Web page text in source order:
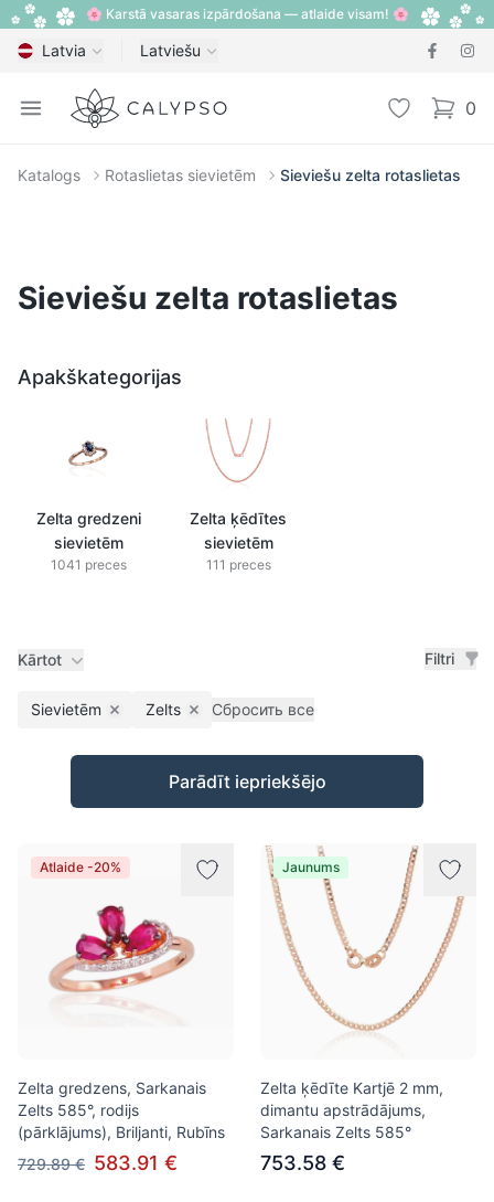
🌸 Karstā vasaras izpārdošana — atlaide visam! 🌸
Latvia Latviešu
Open menu
Calypso Vēlmju 0
items
Katalogs Rotaslietas sievietēm Sieviešu zelta rotaslietas
Sieviešu zelta rotaslietas
Apakškategorijas
Zelta gredzeni
sievietēm
1041 preces
Zelta ķēdītes
sievietēm
111 preces
Kārtot Filtri
Sievietēm Remove filter
Zelts Remove filter
Сбросить все
Preces
Parādīt iepriekšējo
Atlaide -20%
Zelta gredzens, Sarkanais
Zelts 585°, rodijs
(pārklājums), Briljanti, Rubīns
729.89 € 583.91 €
Jaunums
Zelta ķēdīte Kartjē 2 mm,
dimantu apstrādājums,
Sarkanais Zelts 585°
753.58 €